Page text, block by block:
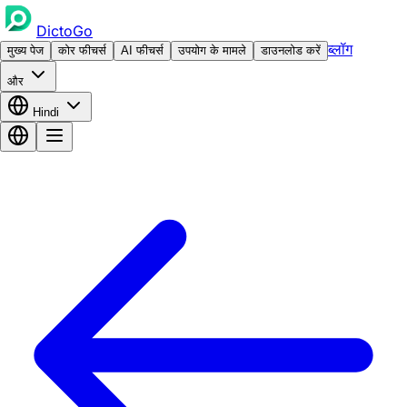
DictoGo
मुख्य पेज कोर फीचर्स AI फीचर्स उपयोग के मामले डाउनलोड करें ब्लॉग
और
Hindi